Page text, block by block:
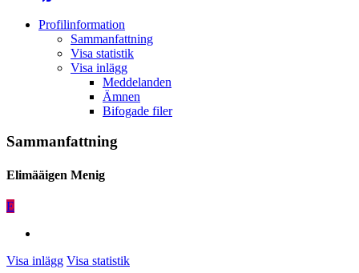
Profilinformation
Sammanfattning
Visa statistik
Visa inlägg
Meddelanden
Ämnen
Bifogade filer
Sammanfattning
Elimääigen Menig
E
Visa inlägg Visa statistik